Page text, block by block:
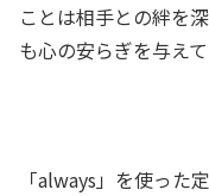
ことは相手との絆を
も心の安らぎを与え
「always」を使った